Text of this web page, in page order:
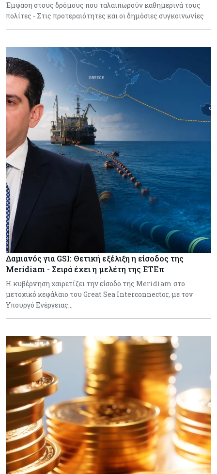
Έμφαση στους δρόμους που ταλαιπωρούν καθημερινά τους
πολίτες - Στις προτεραιότητες και οι δημόσιες συγκοινωνίες
Δαμιανός για GSI: Θετική εξέλιξη η είσοδος της
Meridiam - Σειρά έχει η μελέτη της ΕΤΕπ
Η κυβέρνηση χαιρετίζει την είσοδο της Meridiam στο
μετοχικό κεφάλαιο του Great Sea Interconnector, με τον
Υπουργό Ενέργειας…